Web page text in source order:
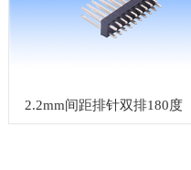
2.2mm间距排针双排180度